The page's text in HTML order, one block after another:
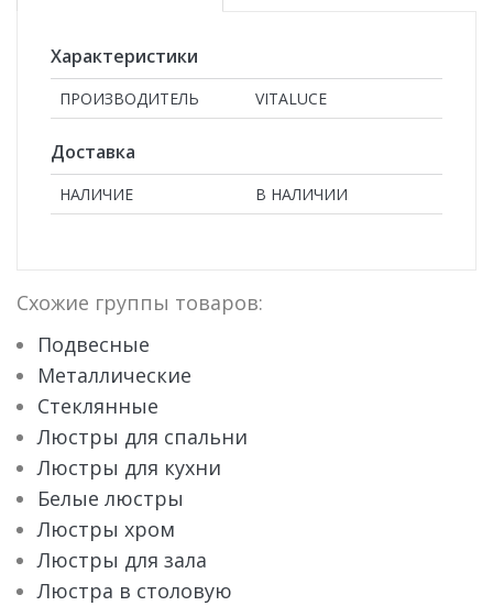
Характеристики
ПРОИЗВОДИТЕЛЬ VITALUCE
Доставка
НАЛИЧИЕ В НАЛИЧИИ
Схожие группы товаров:
Подвесные
Металлические
Стеклянные
Люстры для спальни
Люстры для кухни
Белые люстры
Люстры хром
Люстры для зала
Люстра в столовую